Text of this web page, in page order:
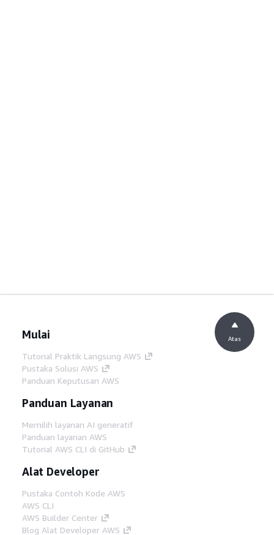
Mulai
Tutorial Praktik Langsung AWS
Pustaka Solusi AWS
Panduan Keputusan AWS
Panduan Layanan
Memilih layanan AI generatif
Panduan layanan AWS
Tutorial AWS CLI di GitHub
Alat Developer
Pustaka Contoh Kode AWS
AWS CLI
AWS Builder Center
Blog Alat Developer AWS
Atas